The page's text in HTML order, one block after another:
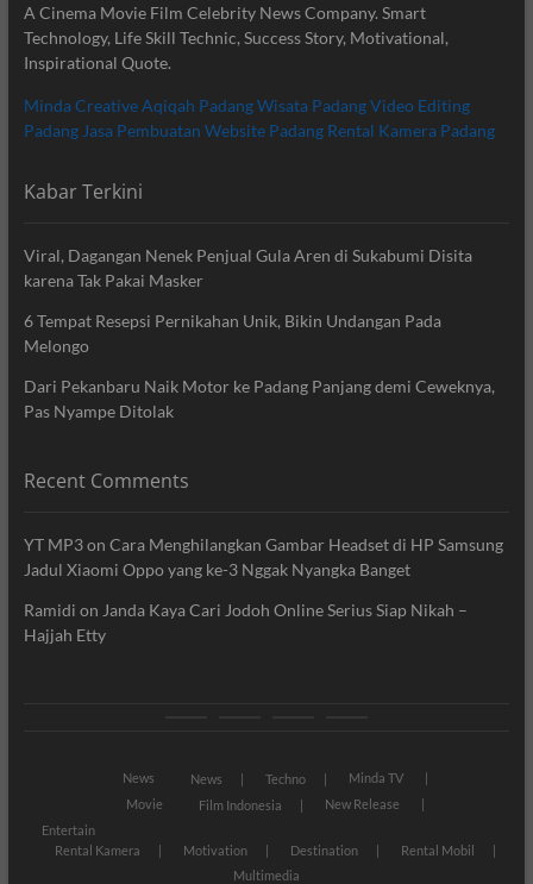
A Cinema Movie Film Celebrity News Company. Smart
Technology, Life Skill Technic, Success Story, Motivational,
Inspirational Quote.
Minda CreativeAqiqah PadangWisata PadangVideo Editing
Padang Jasa Pembuatan Website Padang Rental Kamera Padang
Kabar Terkini
Viral, Dagangan Nenek Penjual Gula Aren di Sukabumi Disita
karena Tak Pakai Masker
6 Tempat Resepsi Pernikahan Unik, Bikin Undangan Pada
Melongo
Dari Pekanbaru Naik Motor ke Padang Panjang demi Ceweknya,
Pas Nyampe Ditolak
Recent Comments
YT MP3on Cara Menghilangkan Gambar Headset di HP Samsung
Jadul Xiaomi Oppo yang ke-3 Nggak Nyangka Banget
Ramidi on Janda Kaya Cari Jodoh Online Serius Siap Nikah –
Hajjah Etty
News News Techno
Minda TV
Movie
Film Indonesia
New Release
Entertain
Rental Kamera
Motivation Destination
Rental Mobil
Multimedia